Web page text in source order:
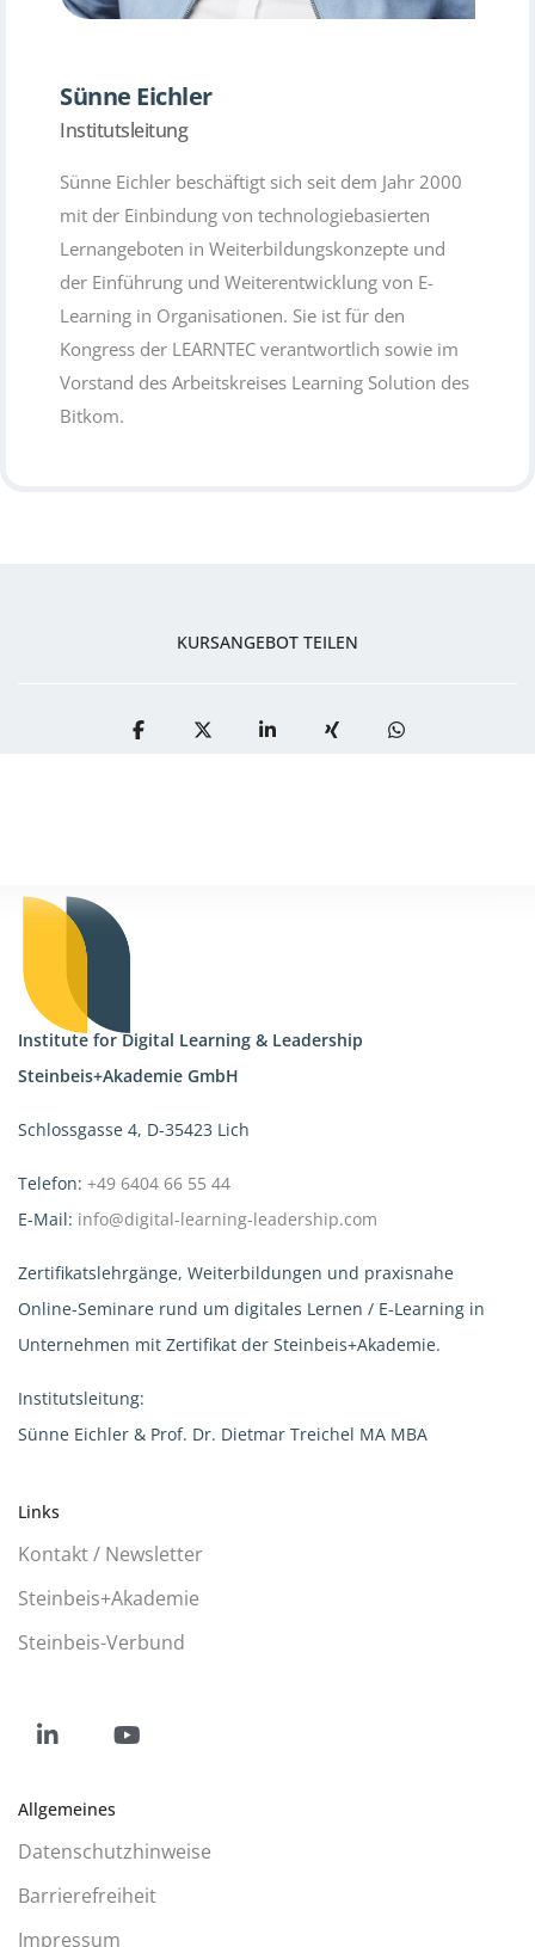
Sünne Eichler
Institutsleitung
Sünne Eichler beschäftigt sich seit dem Jahr 2000
mit der Einbindung von technologiebasierten
Lernangeboten in Weiterbildungskonzepte und
der Einführung und Weiterentwicklung von E-
Learning in Organisationen. Sie ist für den
Kongress der LEARNTEC verantwortlich sowie im
Vorstand des Arbeitskreises Learning Solution des
Bitkom.
KURSANGEBOT TEILEN
Institute for Digital Learning & Leadership
Steinbeis+Akademie GmbH
Schlossgasse 4, D-35423 Lich
Telefon: +49 6404 66 55 44
E-Mail: info@digital-learning-leadership.com
Zertifikatslehrgänge, Weiterbildungen und praxisnahe
Online-Seminare rund um digitales Lernen / E-Learning in
Unternehmen mit Zertifikat der Steinbeis+Akademie.
Institutsleitung:
Sünne Eichler & Prof. Dr. Dietmar Treichel MA MBA
Links
Kontakt / Newsletter
Steinbeis+Akademie
Steinbeis-Verbund
Allgemeines
Datenschutzhinweise
Barrierefreiheit
Impressum